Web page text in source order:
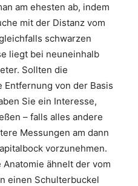
am ehesten ab, indem
mit der Distanz vom
schwarzen
liegt bei neuneinhalb
Sollten die
Entfernung von der Basis
Sie ein Interesse,
– falls alles andere
Messungen am dann
vorzunehmen.
ähnelt der vom
einen Schulterbuckel